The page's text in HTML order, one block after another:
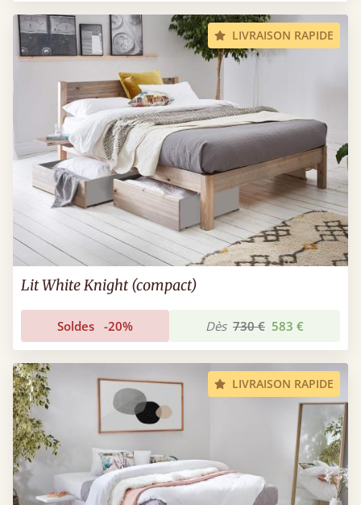
LIVRAISON RAPIDE
Lit White Knight (compact)
Soldes -20% Dès 730 € 583 €
LIVRAISON RAPIDE